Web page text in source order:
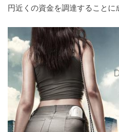
円近くの資金を調達することに